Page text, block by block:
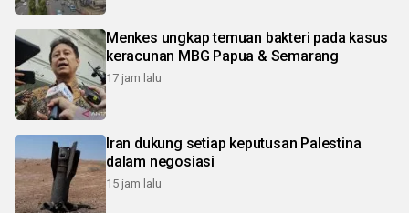
Menkes ungkap temuan bakteri pada kasus
keracunan MBG Papua & Semarang
17 jam lalu
Iran dukung setiap keputusan Palestina
dalam negosiasi
15 jam lalu